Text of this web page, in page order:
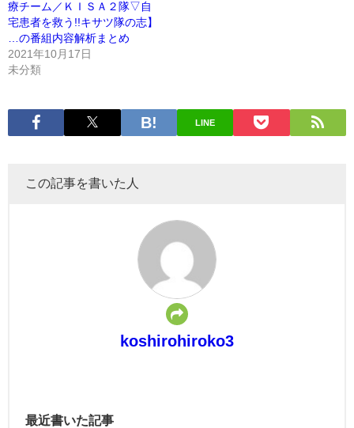
療チーム／ＫＩＳＡ２隊▽自
宅患者を救う!!キサツ隊の志】
…の番組内容解析まとめ
2021年10月17日
未分類
LINE
この記事を書いた人
koshirohiroko3
最近書いた記事